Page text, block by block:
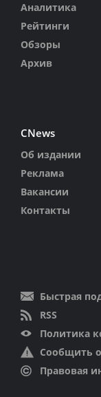
Аналитика
Рейтинги
Обзоры
Архив
CNews
Об издании
Реклама
Вакансии
Контакты
Быстрая
RSS
Политика
Сообщить
Правовая